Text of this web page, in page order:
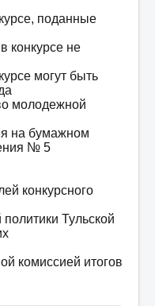
поданные
конкурсе не
могут быть
молодежной
на бумажном
№ 5
конкурсного
Тульской
комиссией итогов